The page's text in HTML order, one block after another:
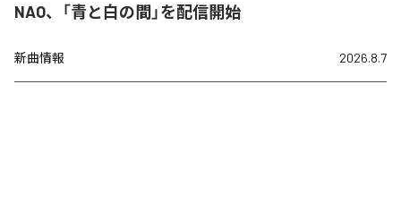
NAO、「青と白の間」を配信開始
新曲情報 2026.8.7